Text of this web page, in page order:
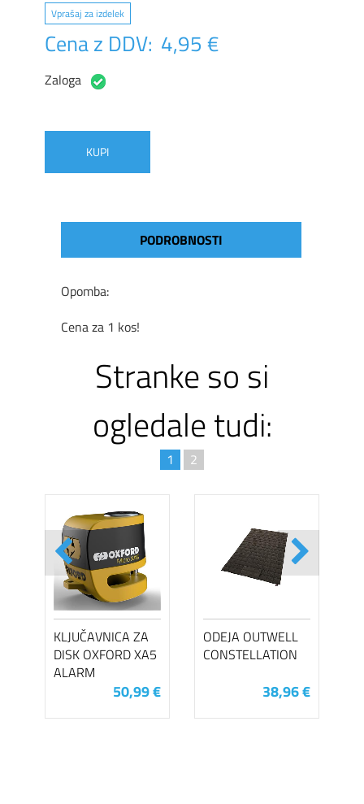
Vprašaj za izdelek
Cena z DDV: 4,95 €
Zaloga
KUPI
PODROBNOSTI
Opomba:
Cena za 1 kos!
Stranke so si
ogledale tudi:
1 2
KLJUČAVNICA ZA
DISK OXFORD XA5
ALARM
50,99 €
ODEJA OUTWELL
CONSTELLATION
38,96 €